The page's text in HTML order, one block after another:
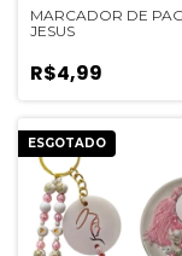
MARCADOR DE
JESUS
R$4,99
ESGOTADO